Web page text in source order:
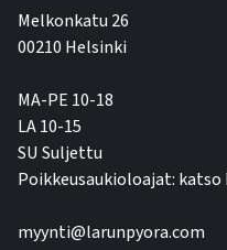
Melkonkatu 26
00210 Helsinki
MA-PE 10-18
LA 10-15
SU Suljettu
Poikkeusaukioloajat:
myynti@larunpyora.com